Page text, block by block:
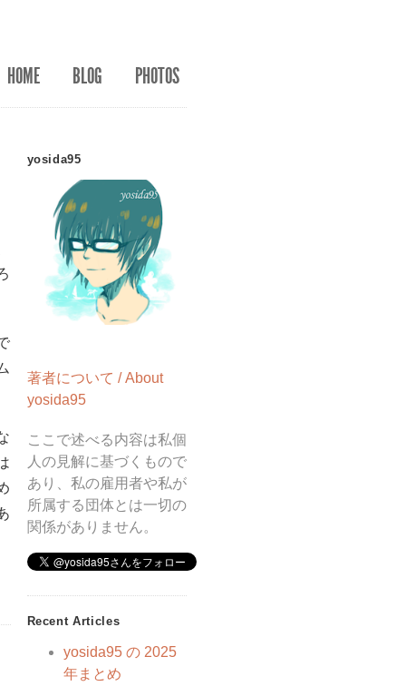
HOME BLOG PHOTOS
yosida95
著者について / About
yosida95
ここで述べる内容は私個
人の見解に基づくもので
あり、私の雇用者や私が
所属する団体とは一切の
関係がありません。
Recent Articles
yosida95 の 2025
年まとめ